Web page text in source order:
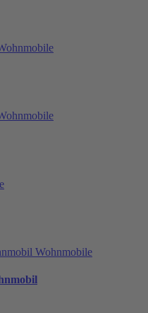
Wohnmobile